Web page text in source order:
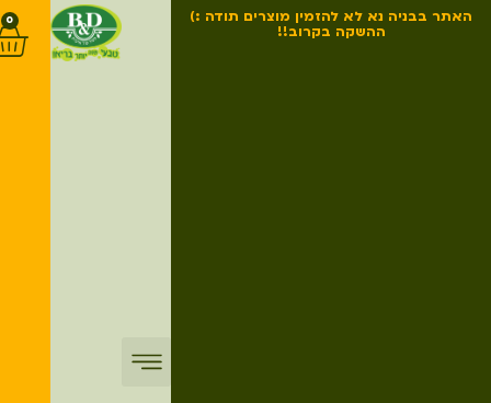
האתר בבניה נא לא להזמין מוצרים תודה :)
ההשקה בקרוב!!
0